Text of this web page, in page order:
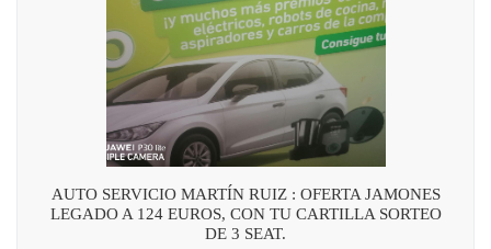
AUTO SERVICIO MARTÍN RUIZ : OFERTA JAMONES
LEGADO A 124 EUROS, CON TU CARTILLA SORTEO
DE 3 SEAT.